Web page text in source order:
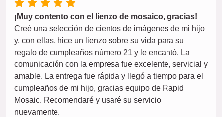
¡Muy contento con el lienzo de mosaico, gracias!
Creé una selección de cientos de imágenes de mi hijo
y, con ellas, hice un lienzo sobre su vida para su
regalo de cumpleaños número 21 y le encantó. La
comunicación con la empresa fue excelente, servicial y
amable. La entrega fue rápida y llegó a tiempo para el
cumpleaños de mi hijo, gracias equipo de Rapid
Mosaic. Recomendaré y usaré su servicio
nuevamente.